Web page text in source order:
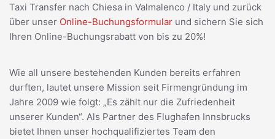
Taxi Transfer nach Chiesa in Valmalenco / Italy und zurück
über unser Online-Buchungsformular und sichern Sie sich
Ihren Online-Buchungsrabatt von bis zu 20%!
Wie all unsere bestehenden Kunden bereits erfahren
durften, lautet unsere Mission seit Firmengründung im
Jahre 2009 wie folgt: „Es zählt nur die Zufriedenheit
unserer Kunden“. Als Partner des Flughafen Innsbrucks
bietet Ihnen unser hochqualifiziertes Team den